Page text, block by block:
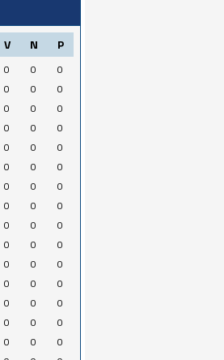
V N P
0 0
0
0 0
0
0 0
0
0 0
0
0 0
0
0 0
0
0 0
0
0 0
0
0 0
0
0 0
0
0 0
0
0 0
0
0 0
0
0 0
0
0 0
0